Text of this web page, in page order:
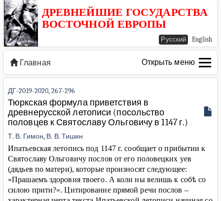
ДРЕВНЕЙШИЕ ГОСУДАРСТВА
ВОСТОЧНОЙ ЕВРОПЫ
Русский English
Главная Открыть меню
ДГ-2019-2020, 267-296
Тюркская формула приветствия в
древнерусской летописи (посольство
половцев к Святославу Ольговичу в 1147 г.)
Т. В. Гимон, В. В. Тишин
Ипатьевская летопись под 1147 г. сообщает о прибытии к
Святославу Ольговичу послов от его половецких уев
(дядьев по матери), которые произносят следующее:
«Прашаемъ здоровия твоего. А коли ны велишь к собѣ со
силою прити?». Цитирование прямой речи послов –